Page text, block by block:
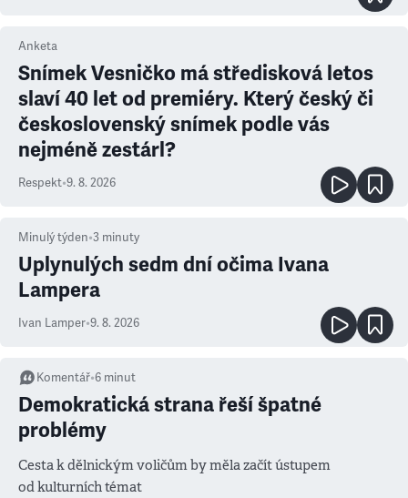
Anketa
Snímek Vesničko má středisková letos
slaví 40 let od premiéry. Který český či
československý snímek podle vás
nejméně zestárl?
Respekt•9. 8. 2026
Minulý týden•3 minuty
Uplynulých sedm dní očima Ivana
Lampera
Ivan Lamper•9. 8. 2026
Komentář•6 minut
Demokratická strana řeší špatné
problémy
Cesta k dělnickým voličům by měla začít ústupem
od kulturních témat